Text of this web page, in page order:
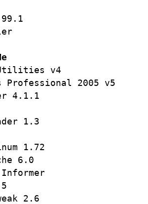
Utilities v4
Professional 2005 v5
4.1.1
1.3
1.72
6.0
Informer
2.6